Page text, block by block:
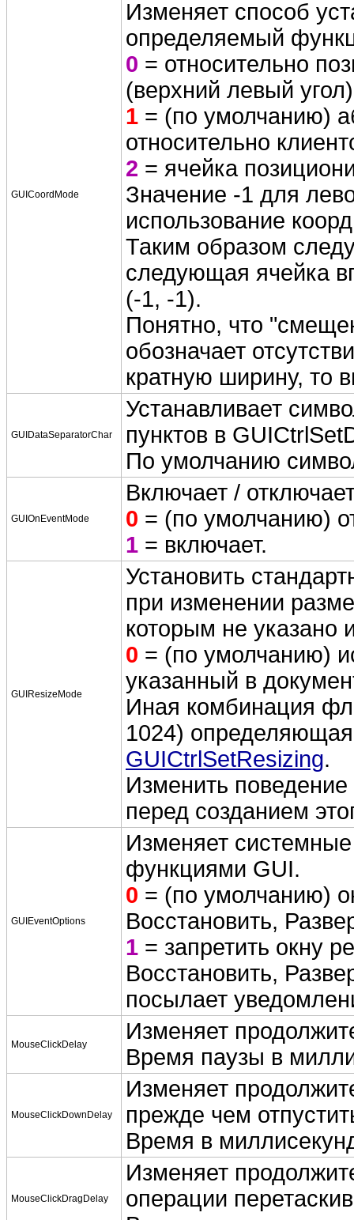
GUICoordMode
Изменяет способ
определяемый
0 = относительно
(верхний левый
1 = (по умолчанию)
относительно
2 = ячейка
Значение -1 для
использование
Таким образом
следующая ячейка
(-1, -1).
Понятно, что
обозначает
кратную ширину, то
GUIDataSeparatorChar
Устанавливает
пунктов в
По умолчанию
GUIOnEventMode
Включает /
0 = (по умолчанию)
1 = включает.
GUIResizeMode
Установить
при изменении
которым не указано
0 = (по умолчанию)
указанный в
Иная комбинация
1024)
GUICtrlSetResizing.
Изменить
перед созданием
GUIEventOptions
Изменяет
функциями GUI.
0 = (по умолчанию)
Восстановить,
1 = запретить окну
Восстановить,
посылает
MouseClickDelay
Изменяет
Время паузы в
MouseClickDownDelay
Изменяет
прежде чем
Время в
MouseClickDragDelay
Изменяет
операции